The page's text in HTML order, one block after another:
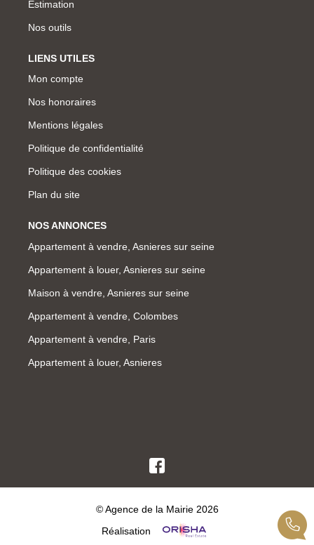
Estimation
Nos outils
LIENS UTILES
Mon compte
Nos honoraires
Mentions légales
Politique de confidentialité
Politique des cookies
Plan du site
NOS ANNONCES
Appartement à vendre, Asnieres sur seine
Appartement à louer, Asnieres sur seine
Maison à vendre, Asnieres sur seine
Appartement à vendre, Colombes
Appartement à vendre, Paris
Appartement à louer, Asnieres
© Agence de la Mairie 2026
Réalisation